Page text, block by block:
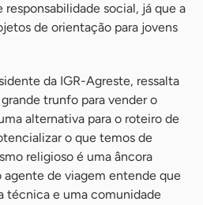
social, já que a
de orientação para jovens
da IGR-Agreste, ressalta
trunfo para vender o
alternativa para o roteiro de
o que temos de
religioso é uma âncora
agente de viagem entende que
técnica e uma comunidade